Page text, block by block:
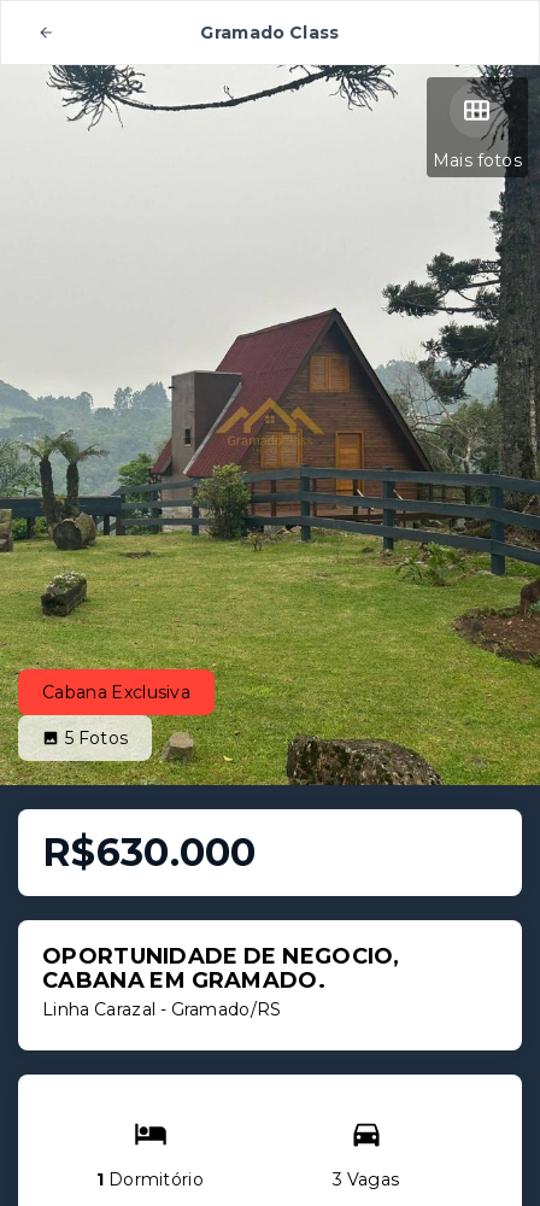
Gramado Class
Mais fotos
Cabana Exclusiva
5 Fotos
R$630.000
OPORTUNIDADE DE NEGOCIO,
CABANA EM GRAMADO.
Linha Carazal - Gramado/RS
1 Dormitório 3 Vagas